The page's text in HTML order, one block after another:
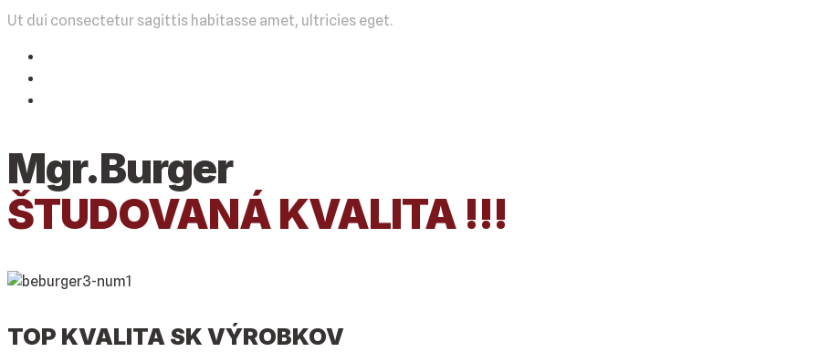
Ut dui consectetur sagittis habitasse amet, ultricies eget.
Mgr.Burger
ŠTUDOVANÁ KVALITA !!!
TOP KVALITA SK VÝROBKOV